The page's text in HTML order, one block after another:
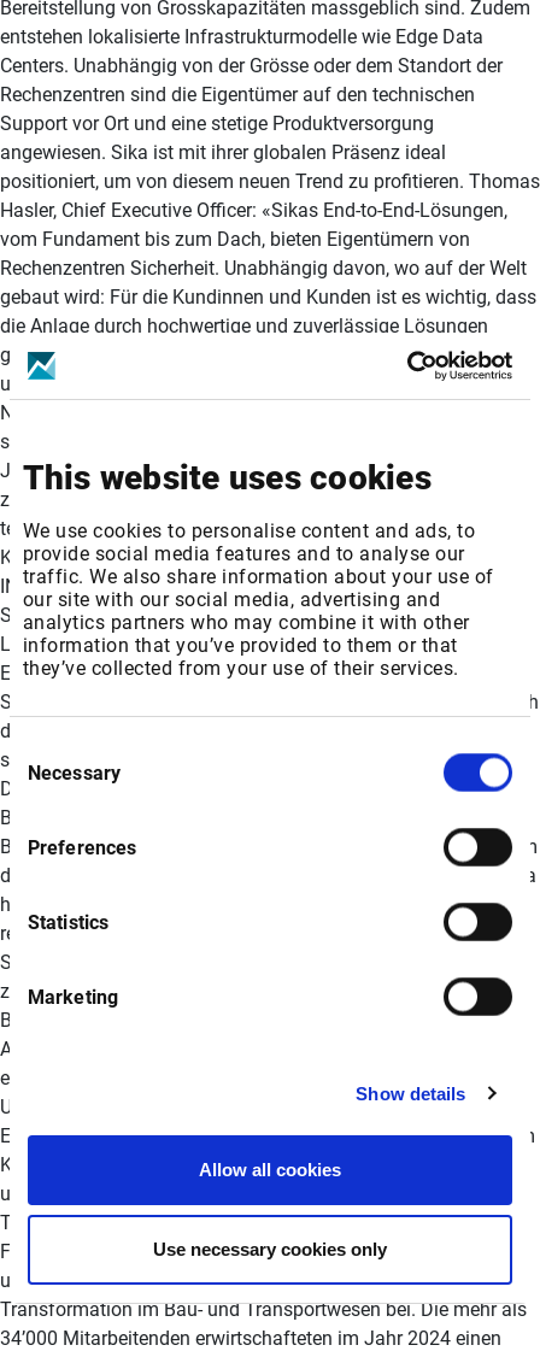
This website uses cookies
We use cookies to personalise content and ads, to
provide social media features and to analyse our
traffic. We also share information about your use of
our site with our social media, advertising and
analytics partners who may combine it with other
information that you’ve provided to them or that
they’ve collected from your use of their services.
Selection
Necessary
Preferences
Statistics
Marketing
Show details
Allow all cookies
Use necessary cookies only
Bereitstellung von Grosskapazitäten massgeblich sind. Zudem
entstehen lokalisierte Infrastrukturmodelle wie Edge Data
Centers. Unabhängig von der Grösse oder dem Standort der
Rechenzentren sind die Eigentümer auf den technischen
Support vor Ort und eine stetige Produktversorgung
angewiesen. Sika ist mit ihrer globalen Präsenz ideal
positioniert, um von diesem neuen Trend zu profitieren. Thomas
Hasler, Chief Executive Officer: «Sikas End-to-End-Lösungen,
vom Fundament bis zum Dach, bieten Eigentümern von
Rechenzentren Sicherheit. Unabhängig davon, wo auf der Welt
gebaut wird: Für die Kundinnen und Kunden ist es wichtig, dass
die Anlage durch hochwertige und zuverlässige Lösungen
geschützt wird. Der Bedarf an einem schnellen Baufortschritt
und einem hohen Niveau an Produktleistung und
Nachhaltigkeit haben uns zum bevorzugten Partner für diesen
schnell wachsenden Sektor gemacht. Bereits seit über 15
Jahren arbeiten wir mit den wichtigsten Akteuren der Branche
zusammen. Unsere globale Präsenz und Erfahrung sowie der
technische Support und die Versorgung vor Ort bieten unseren
Kundinnen und Kunden weltweit einen wichtigen Mehrwert.»
INNOVATIVE LÖSUNGEN VOM FUNDAMENT BIS ZUM DACH
Sikas nachhaltige Lösungen können über die gesamte
Lebensdauer eines 25’000 m 2 grossen Rechenzentrums zu
Einsparungen von 13’000 Tonnen CO 2 -eq beitragen. Dank
Sikas Fasertechnologie zur Verstärkung von Beton entfällt auch
die Notwendigkeit der Stahlbewehrung in Bodenplatten, was
sowohl die Nachhaltigkeit als auch die Baueffizienz optimiert.
Darüber hinaus bietet Sika äusserst zuverlässige
Bauwerkabdichtungssysteme, die flexible, vollflächig verklebte
Barrieren zum Schutz vor eindringender Feuchtigkeit bilden. Um
die Hitzeentwicklung in Rechenzentren zu reduzieren, stellt Sika
hochwertige Dachlösungen bereit, welche die Sonnenstrahlung
reflektieren und somit die Innentemperaturen senken. Diese
Systeme können den Bedarf an Klimaanlagen reduzieren, was
zu erheblichen Kosteneinsparungen beim Kühlen führt. Die
Bodensysteme von Sika sind für eine schnelle und einfache
Applikation ausgelegt und bieten Langlebigkeit und einen
einfachen Unterhalt. SIKA FIRMENPROFIL Sika ist ein
Unternehmen der Spezialitätenchemie, global führend in der
Entwicklung und Produktion von Systemen und Produkten zum
Kleben, Dichten, Dämpfen, Verstärken und Schützen im Bau
und in der Industrie. Sika ist weltweit präsent mit
Tochtergesellschaften in 102 Ländern, produziert in über 400
Fabriken, entwickelt innovative Technologien für Kunden rund
um den Globus und trägt damit massgeblich zur nachhaltigen
Transformation im Bau- und Transportwesen bei. Die mehr als
34’000 Mitarbeitenden erwirtschafteten im Jahr 2024 einen